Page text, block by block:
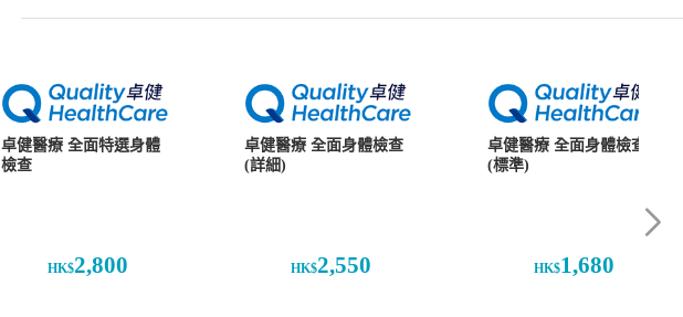
卓健醫療 全面特選身體
檢查
HK$2,800
卓健醫療 全面身體檢查
(詳細)
HK$2,550
卓健醫療 全面身體檢查
(標準)
HK$1,680